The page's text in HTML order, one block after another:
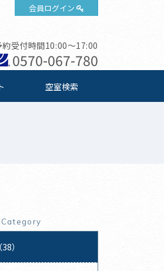
会員ログイン
約受付時間10:00～17:00
0570-067-780
空室検索
Category
）